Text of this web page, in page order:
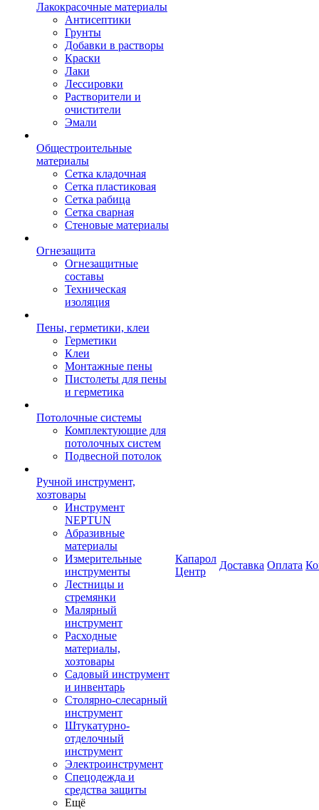
Лакокрасочные материалы
Антисептики
Грунты
Добавки в растворы
Краски
Лаки
Лессировки
Растворители и
очистители
Эмали
Общестроительные
материалы
Сетка кладочная
Сетка пластиковая
Сетка рабица
Сетка сварная
Стеновые материалы
Огнезащита
Огнезащитные
составы
Техническая
изоляция
Пены, герметики, клеи
Герметики
Клеи
Монтажные пены
Пистолеты для пены
и герметика
Потолочные системы
Комплектующие для
потолочных систем
Подвесной потолок
Ручной инструмент,
хозтовары
Инструмент
NEPTUN
Абразивные
материалы
Измерительные
инструменты
Лестницы и
стремянки
Малярный
инструмент
Расходные
материалы,
хозтовары
Садовый инструмент
и инвентарь
Столярно-слесарный
инструмент
Штукатурно-
отделочный
инструмент
Электроинструмент
Спецодежда и
средства защиты
Ещё
Капарол
Центр
Доставка Оплата